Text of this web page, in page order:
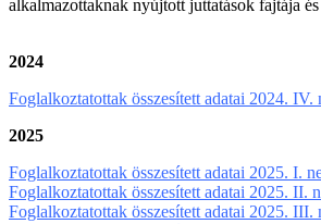
alkalmazottaknak nyújtott juttatások fajtája
2024
Foglalkoztatottak összesített adatai 2024. IV.
2025
Foglalkoztatottak összesített adatai 2025. I.
Foglalkoztatottak összesített adatai 2025. II.
Foglalkoztatottak összesített adatai 2025. III.